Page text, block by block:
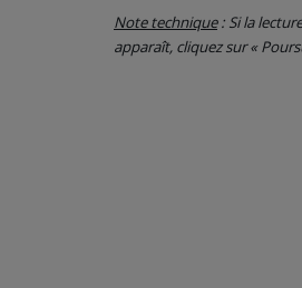
RECRUTEMENT
Note technique: Si la
apparaît, cliquez sur «